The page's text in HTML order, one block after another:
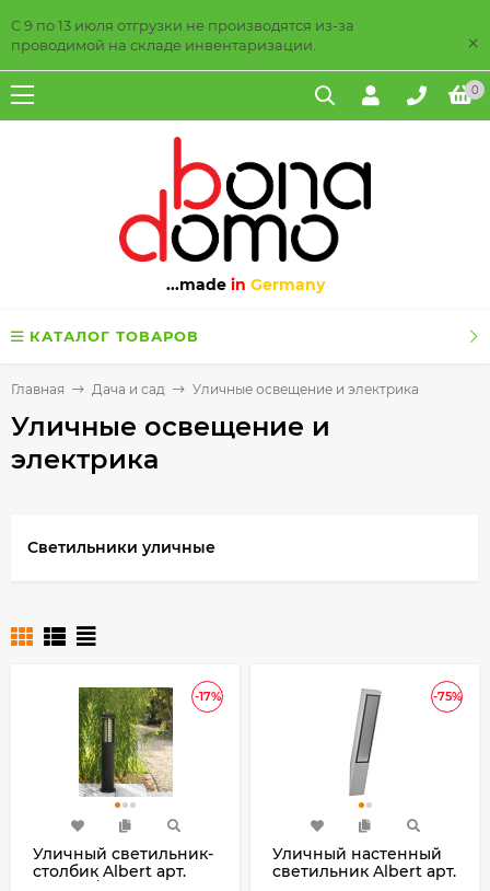
С 9 по 13 июля отгрузки не производятся из-за
проводимой на складе инвентаризации.
×
0
...made in Germany
КАТАЛОГ ТОВАРОВ
Главная Дача и сад Уличные освещение и электрика
Уличные освещение и
электрика
Светильники уличные
-17%
Уличный светильник-
столбик Albert арт.
-75%
Уличный настенный
светильник Albert арт.